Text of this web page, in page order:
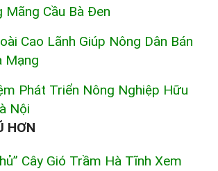
Mãng Cầu Bà Đen
Cao Lãnh Giúp Nông Dân Bán
Mạng
Phát Triển Nông Nghiệp Hữu
Nội
HƠN
Cây Gió Trầm Hà Tĩnh Xem